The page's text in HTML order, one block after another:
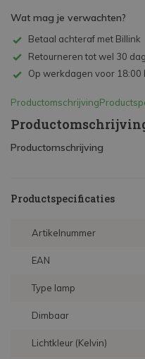
Wat mag je verwachten?
Betaal achteraf met Billink
Retourneren tot wel 30
Op werkdagen voor
Productomschrijving
Productomschrijving
Productspecificaties
Artikelnummer
EAN
Type lamp
Dimbaar
Lichtkleur (Kelvin)